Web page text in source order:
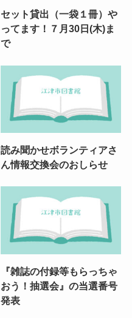
セット貸出（一袋１冊）や
ってます！７月30日(木)ま
で
読み聞かせボランティアさ
ん情報交換会のおしらせ
『雑誌の付録等もらっちゃ
おう！抽選会』の当選番号
発表